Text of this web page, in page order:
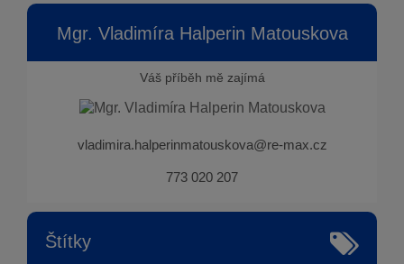
Mgr. Vladimíra Halperin Matouskova
Váš příběh mě zajímá
vladimira.halperinmatouskova@re-max.cz
773 020 207
Štítky